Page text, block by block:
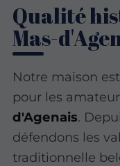
Qualité
Mas-
Notre maison
pour les
d'Agenais.
défendons les
traditionnelle